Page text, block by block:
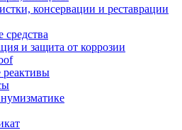
консервации и реставрации
и защита от коррозии
реактивы